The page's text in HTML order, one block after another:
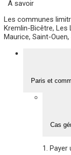
À savoir
Les communes
Kremlin-Bicêtre, Les
Maurice, Saint-
Paris et
Cas
1. Payer